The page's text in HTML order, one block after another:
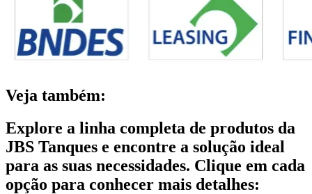
Veja também:
Explore a linha completa de produtos da
JBS Tanques e encontre a solução ideal
para as suas necessidades. Clique em cada
opção para conhecer mais detalhes: